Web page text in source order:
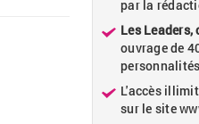
par la
Les Leaders,
ouvrage de
L'accès
sur le site